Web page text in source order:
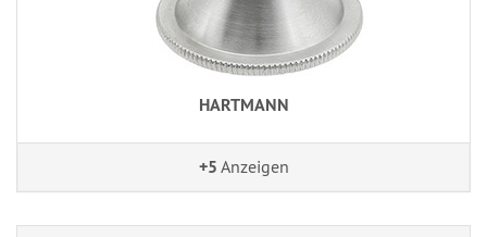
HARTMANN
+5 Anzeigen